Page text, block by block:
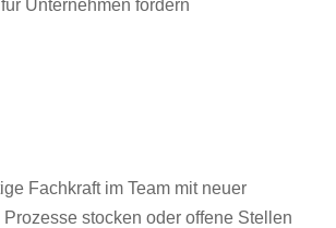
für Unternehmen
Fachkraft im Team mit neuer
Prozesse stocken oder offene Stellen